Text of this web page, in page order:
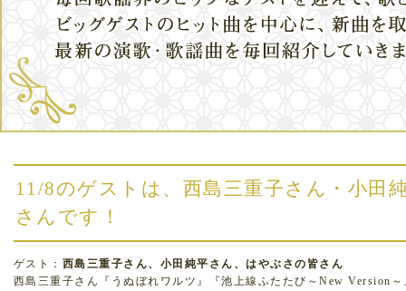
11/8のゲストは、西島三重子さん・小田
さんです！
ゲスト： 西島三重子さん、小田純平さん、はやぶさの皆さん
西島三重子さん『うぬぼれワルツ』『池上線ふたたび～New Version～